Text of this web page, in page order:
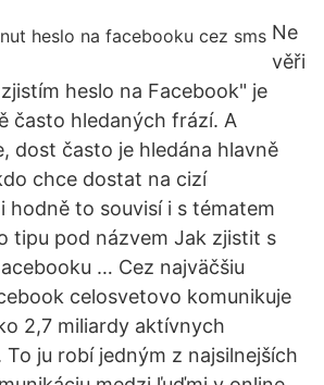
Ne
věři
heslo na Facebook" je
často hledaných frází. A
dost často je hledána hlavně
chce dostat na cizí
hodně to souvisí i s tématem
tipu pod názvem Jak zjistit s
… Cez najväčšiu
celosvetovo komunikuje
2,7 miliardy aktívnych
ju robí jedným z najsilnejších